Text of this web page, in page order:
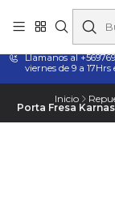
Taladros
Técnico
Llamanos al
viernes de 9 a
Inicio
Porta Fresa